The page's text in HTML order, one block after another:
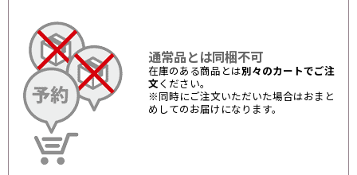
通常品とは同梱不可
在庫のある商品とは別々のカートでご注
文 ください。
※同時にご注文いただいた場合はおまと
めしてのお届けになります。